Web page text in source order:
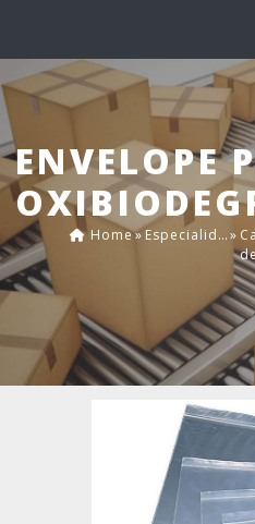
ENVELOPE
Home» Especialidades »